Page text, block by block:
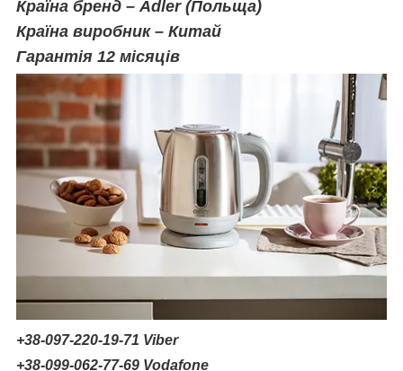
Країна бренд – Adler (Польща)
Країна виробник – Китай
Гарантія 12 місяців
+38-097-220-19-71 Viber
+38-099-062-77-69 Vodafone